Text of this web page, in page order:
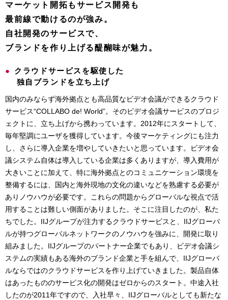
マーケット開拓もサービス開発も
最前線で動けるのが強み。
自社開発のサービスで、
ブランドを作り上げる醍醐味が魅力。
●
クラウドサービスを駆使した
独自ブランドを立ち上げ
国内のみならず海外拠点とも高品質なビデオ会議ができるクラウド
サービス“COLLABO de! World”。そのビデオ会議サービスのプロジ
ェクトに、立ち上げから携わっています。2012年にスタートして、
毎年堅調にユーザを獲得しています。今後マーケティングにも注力
し、さらに導入企業を増やしていきたいと思っています。ビデオ会
議システム自体は導入している企業は多くありますが、導入費用が
大きいことに加えて、特に海外拠点とのコミュニケーション環境を
整備するには、国内と海外現地の文化の違いなどを熟慮する必要が
ありノウハウが必要です。これらの問題からグローバルな視点で活
用することは難しい側面がありました。そこに注目したのが、私た
ちでした。IIJグループが注力するクラウドサービスと、IIJグローバ
ルが持つグローバルネットワークのノウハウを強みに、開発に取り
組みました。IIJグループのパートナー企業でもあり、ビデオ会議シ
ステムの実績もある海外のブランド企業と手を組んで、IIJグローバ
ルならではのクラウドサービスを作り上げていきました。製品自体
はあったもののサービス化の開発はゼロからのスタート。中途入社
したのが2011年ですので、入社早々、IIJグローバルとしても新たな